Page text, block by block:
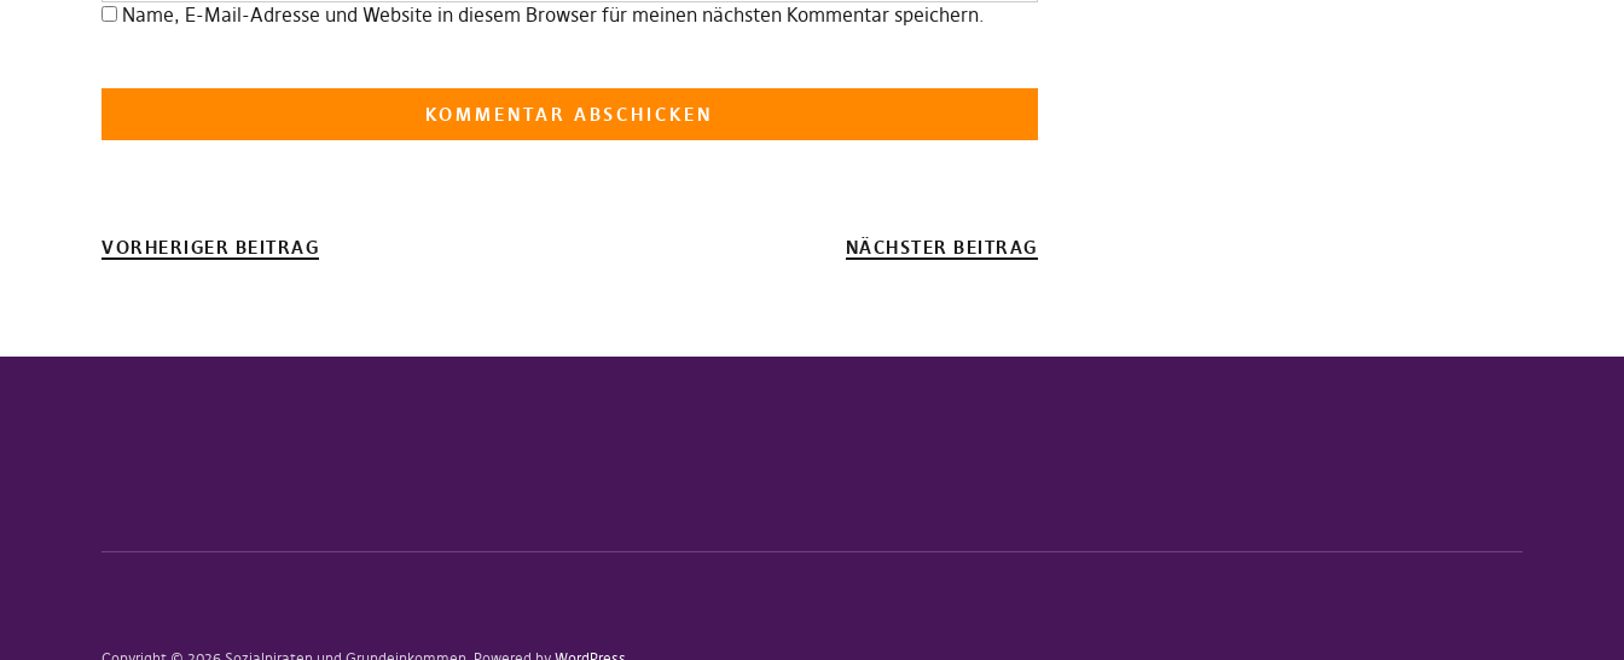
Name, E-Mail-Adresse und Website in diesem Browser für meinen nächsten Kommentar speichern.
VORHERIGER BEITRAG NÄCHSTER BEITRAG